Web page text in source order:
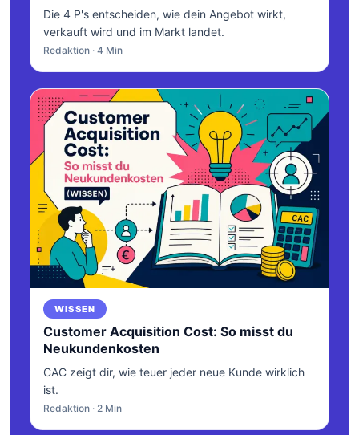
Die 4 P's entscheiden, wie dein Angebot wirkt,
verkauft wird und im Markt landet.
Redaktion · 4 Min
WISSEN
Customer Acquisition Cost: So misst du
Neukundenkosten
CAC zeigt dir, wie teuer jeder neue Kunde wirklich
ist.
Redaktion · 2 Min